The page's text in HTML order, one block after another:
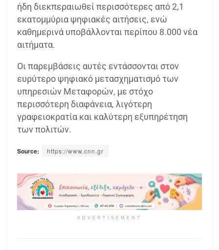
ήδη διεκπεραιωθεί περισσότερες από 2,1
εκατομμύρια ψηφιακές αιτήσεις, ενώ
καθημερινά υποβάλλονται περίπου 8.000 νέα
αιτήματα.
Οι παρεμβάσεις αυτές εντάσσονται στον
ευρύτερο ψηφιακό μετασχηματισμό των
υπηρεσιών Μεταφορών, με στόχο
περισσότερη διαφάνεια, λιγότερη
γραφειοκρατία και καλύτερη εξυπηρέτηση
των πολιτών.
Source: https://www.cnn.gr
ADVERTISEMENT